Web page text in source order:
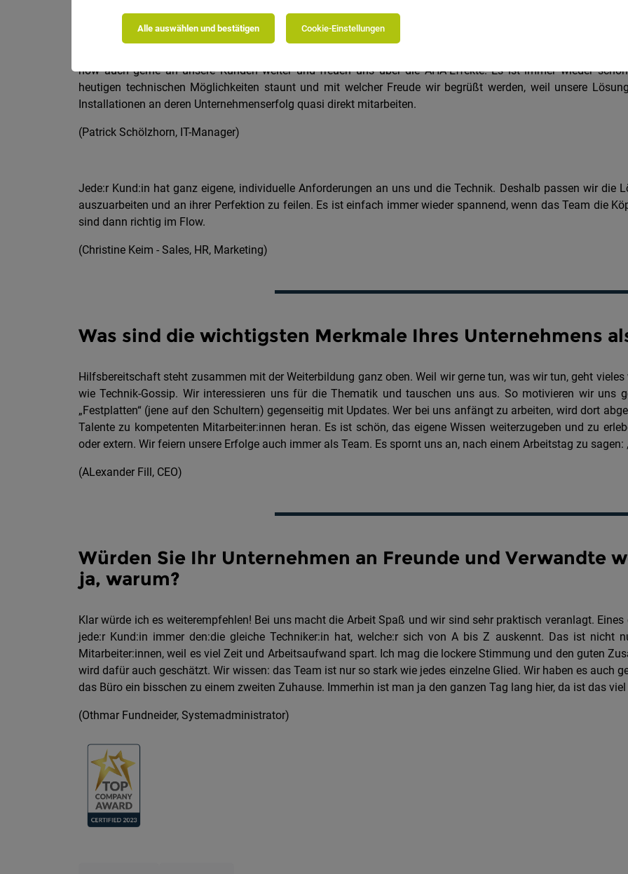
Was gefällt Ihnen besonders an dem Unternehmen, in dem
how auch gerne an unsere Kunden weiter und freuen uns über die AHA-Effekte. Es ist immer wieder
heutigen technischen Möglichkeiten staunt und mit welcher Freude wir begrüßt werden, weil unsere
Installationen an deren Unternehmenserfolg quasi direkt mitarbeiten.
(Patrick Schölzhorn, IT-Manager)
Jede:r Kund:in hat ganz eigene, individuelle Anforderungen an uns und die Technik. Deshalb passen wir die
auszuarbeiten und an ihrer Perfektion zu feilen. Es ist einfach immer wieder spannend, wenn das Team die
sind dann richtig im Flow.
(Christine Keim - Sales, HR, Marketing)
Was sind die wichtigsten Merkmale Ihres Unternehmens
Hilfsbereitschaft steht zusammen mit der Weiterbildung ganz oben. Weil wir gerne tun, was wir tun, geht
wie Technik-Gossip. Wir interessieren uns für die Thematik und tauschen uns aus. So motivieren wir uns
„Festplatten“ (jene auf den Schultern) gegenseitig mit Updates. Wer bei uns anfängt zu arbeiten, wird dort
Talente zu kompetenten Mitarbeiter:innen heran. Es ist schön, das eigene Wissen weiterzugeben und zu
oder extern. Wir feiern unsere Erfolge auch immer als Team. Es spornt uns an, nach einem Arbeitstag zu
(ALexander Fill, CEO)
Würden Sie Ihr Unternehmen an Freunde und Verwandte
ja, warum?
Klar würde ich es weiterempfehlen! Bei uns macht die Arbeit Spaß und wir sind sehr praktisch veranlagt.
jede:r Kund:in immer den:die gleiche Techniker:in hat, welche:r sich von A bis Z auskennt. Das ist nicht
Mitarbeiter:innen, weil es viel Zeit und Arbeitsaufwand spart. Ich mag die lockere Stimmung und den guten
wird dafür auch geschätzt. Wir wissen: das Team ist nur so stark wie jedes einzelne Glied. Wir haben es auch
das Büro ein bisschen zu einem zweiten Zuhause. Immerhin ist man ja den ganzen Tag lang hier, da ist das viel
(Othmar Fundneider, Systemadministrator)
Alle auswählen und bestätigen Cookie-Einstellungen